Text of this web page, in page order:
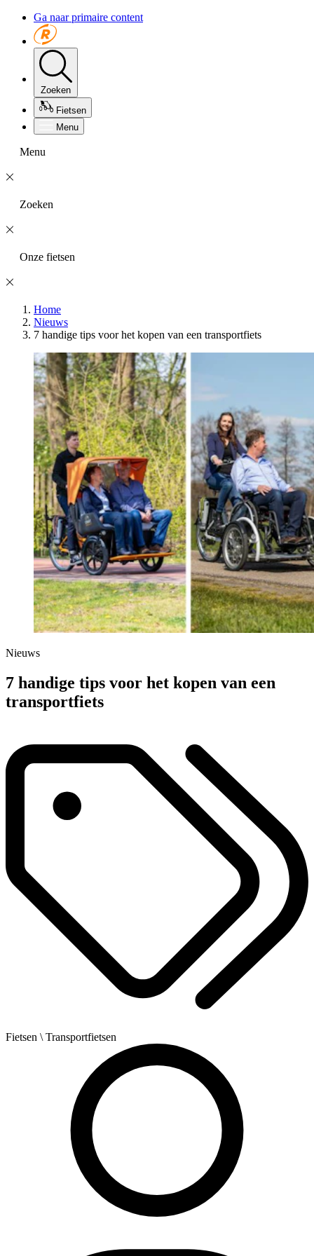
Ga naar primaire content
Zoeken
Fietsen
Menu
Menu
Zoeken
Onze fietsen
Home
Nieuws
7 handige tips voor het kopen van een transportfiets
Nieuws
7 handige tips voor het kopen van een
transportfiets
Fietsen \ Transportfietsen